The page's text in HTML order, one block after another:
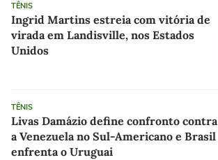
TÊNIS
Ingrid Martins estreia com vitória de
virada em Landisville, nos Estados
Unidos
TÊNIS
Livas Damázio define confronto contra
a Venezuela no Sul-Americano e Brasil
enfrenta o Uruguai